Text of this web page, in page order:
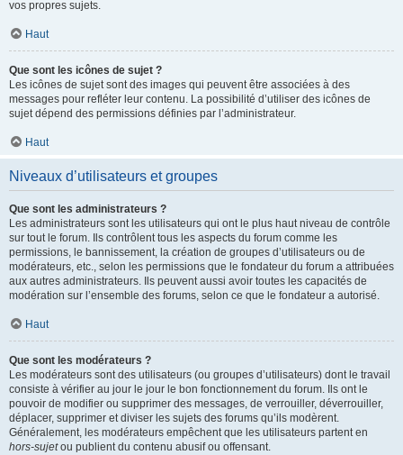
vos propres sujets.
Haut
Que sont les icônes de sujet ?
Les icônes de sujet sont des images qui peuvent être associées à des
messages pour refléter leur contenu. La possibilité d’utiliser des icônes de
sujet dépend des permissions définies par l’administrateur.
Haut
Niveaux d’utilisateurs et groupes
Que sont les administrateurs ?
Les administrateurs sont les utilisateurs qui ont le plus haut niveau de contrôle
sur tout le forum. Ils contrôlent tous les aspects du forum comme les
permissions, le bannissement, la création de groupes d’utilisateurs ou de
modérateurs, etc., selon les permissions que le fondateur du forum a attribuées
aux autres administrateurs. Ils peuvent aussi avoir toutes les capacités de
modération sur l’ensemble des forums, selon ce que le fondateur a autorisé.
Haut
Que sont les modérateurs ?
Les modérateurs sont des utilisateurs (ou groupes d’utilisateurs) dont le travail
consiste à vérifier au jour le jour le bon fonctionnement du forum. Ils ont le
pouvoir de modifier ou supprimer des messages, de verrouiller, déverrouiller,
déplacer, supprimer et diviser les sujets des forums qu’ils modèrent.
Généralement, les modérateurs empêchent que les utilisateurs partent en
hors-sujetou publient du contenu abusif ou offensant.